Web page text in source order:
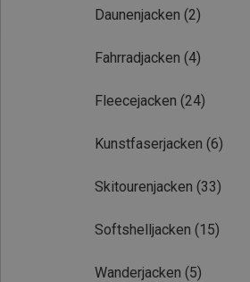
Daunenjacken (2)
Fahrradjacken (4)
Fleecejacken (24)
Kunstfaserjacken (6)
Skitourenjacken (33)
Softshelljacken (15)
Wanderjacken (5)